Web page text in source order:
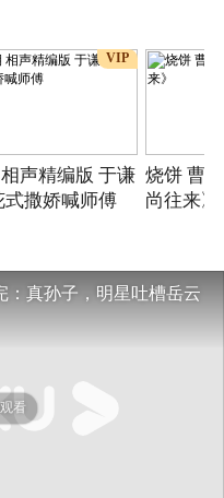
VIP
声精编版 于谦
式撒娇喊师傅
烧饼 曹
尚往来》
：真孙子，明星吐槽岳云
看